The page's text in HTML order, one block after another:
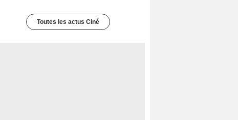
Toutes les actus Ciné